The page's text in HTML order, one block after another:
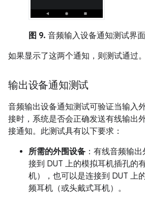
图 9. 音频输入设备通知测试界面
如果显示了这两个通知，则测试通过。
输出设备通知测试
音频输出设备通知测试可验证当输入
接时，系统是否会正确发送有线输出
接通知。此测试具有以下要求：
所需的外围设备 ：有线音频输
接到 DUT 上的模拟耳机插孔的
机），也可以是连接到 DUT 上
频耳机（或头戴式耳机）。